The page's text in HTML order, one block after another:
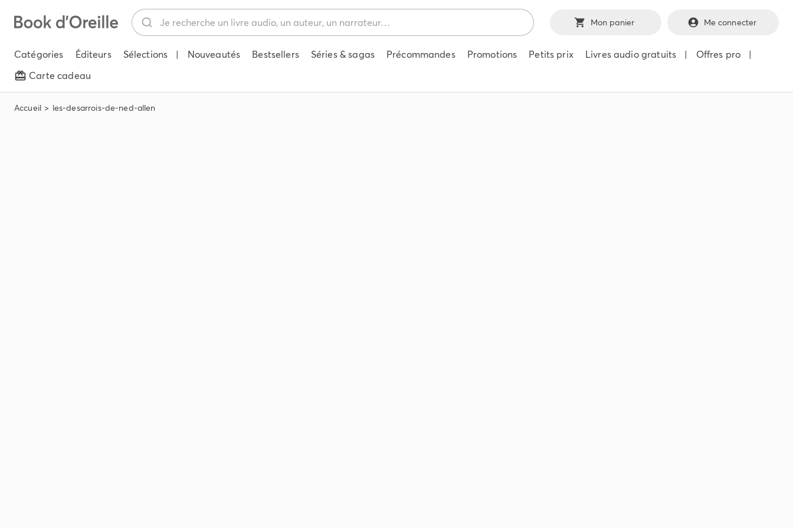
Mon panier Me connecter
Catégories Éditeurs Sélections | Nouveautés Bestsellers Séries & sagas Précommandes Promotions Petits prix Livres audio gratuits | Offres pro
|
Carte cadeau
Accueil les-desarrois-de-ned-allen